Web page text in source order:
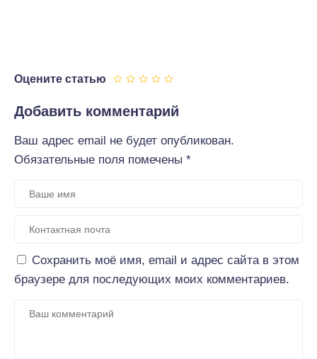
Оцените статью
Добавить комментарий
Ваш адрес email не будет опубликован.
Обязательные поля помечены *
Сохранить моё имя, email и адрес сайта в этом
браузере для последующих моих комментариев.